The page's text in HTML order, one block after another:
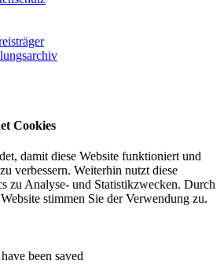
Cookies
damit diese Website funktioniert und
verbessern. Weiterhin nutzt diese
zu Analyse- und Statistikzwecken. Durch
stimmen Sie der Verwendung zu.
been saved